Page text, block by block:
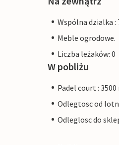
Wspólna dzialka :
Meble ogrodowe.
Liczba leżaków: 0
W pobliżu
Padel court : 3500
Odlegtosc od
Odleglosc do